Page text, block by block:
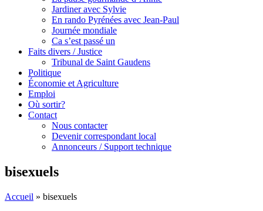
Jardiner avec Sylvie
En rando Pyrénées avec Jean-Paul
Journée mondiale
Ca s’est passé un
Faits divers / Justice
Tribunal de Saint Gaudens
Politique
Économie et Agriculture
Emploi
Où sortir?
Contact
Nous contacter
Devenir correspondant local
Annonceurs / Support technique
bisexuels
Accueil » bisexuels